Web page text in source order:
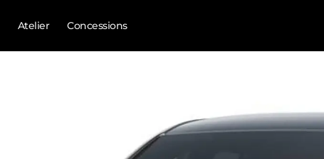
Atelier Concessions